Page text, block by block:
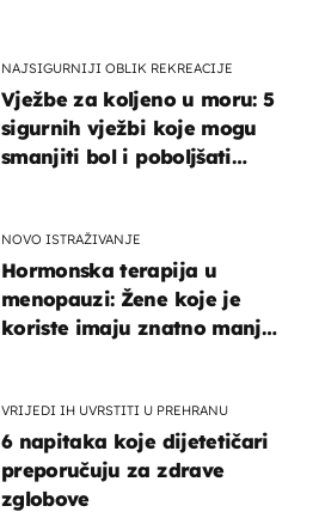
NAJSIGURNIJI OBLIK REKREACIJE
Vježbe za koljeno u moru: 5
sigurnih vježbi koje mogu
smanjiti bol i poboljšati
NOVO ISTRAŽIVANJE
Hormonska terapija u
menopauzi: Žene koje je
koriste imaju znatno manji
VRIJEDI IH UVRSTITI U PREHRANU
6 napitaka koje dijetetičari
preporučuju za zdrave
zglobove